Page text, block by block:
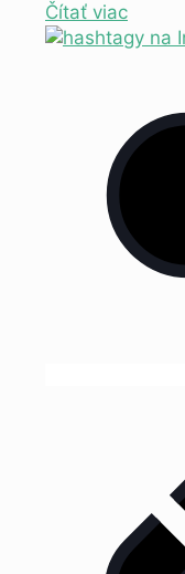
Čítať viac